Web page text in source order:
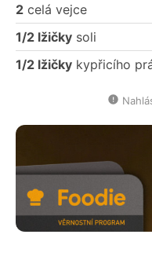
2 celá vejce
1/2 lžičky soli
1/2 lžičky kypřicího